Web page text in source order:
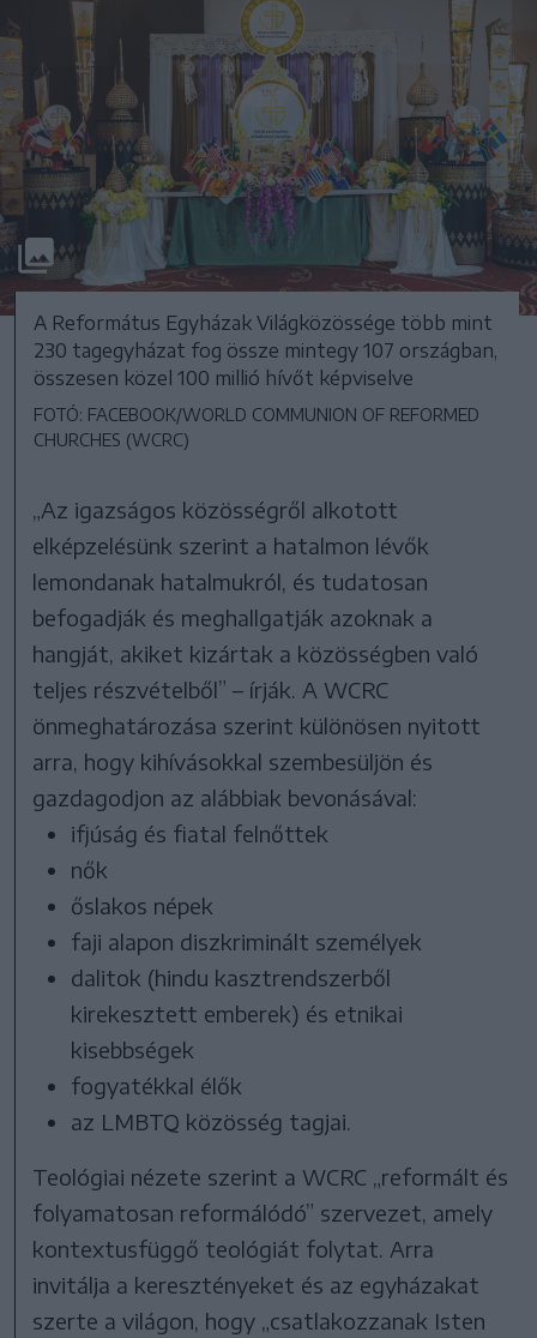
A Református Egyházak Világközössége több mint
230 tagegyházat fog össze mintegy 107 országban,
összesen közel 100 millió hívőt képviselve
FOTÓ: FACEBOOK/WORLD COMMUNION OF REFORMED
CHURCHES (WCRC)
„Az igazságos közösségről alkotott
elképzelésünk szerint a hatalmon lévők
lemondanak hatalmukról, és tudatosan
befogadják és meghallgatják azoknak a
hangját, akiket kizártak a közösségben való
teljes részvételből” – írják. A WCRC
önmeghatározása szerint különösen nyitott
arra, hogy kihívásokkal szembesüljön és
gazdagodjon az alábbiak bevonásával:
ifjúság és fiatal felnőttek
nők
őslakos népek
faji alapon diszkriminált személyek
dalitok (hindu kasztrendszerből
kirekesztett emberek) és etnikai
kisebbségek
fogyatékkal élők
az LMBTQ közösség tagjai.
Teológiai nézete szerint a WCRC „reformált és
folyamatosan reformálódó” szervezet, amely
kontextusfüggő teológiát folytat. Arra
invitálja a keresztényeket és az egyházakat
szerte a világon, hogy „csatlakozzanak Isten